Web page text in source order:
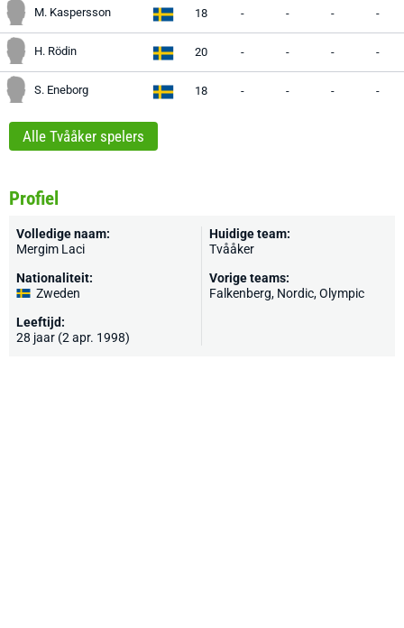
M. Kaspersson 18 - - - -
H. Rödin 20 - - - -
S. Eneborg 18 - - - -
Alle Tvååker spelers
Profiel
Volledige naam:
Mergim Laci
Nationaliteit:
Zweden
Leeftijd:
28 jaar (2 apr. 1998)
Huidige team:
Tvååker
Vorige teams:
Falkenberg, Nordic, Olympic